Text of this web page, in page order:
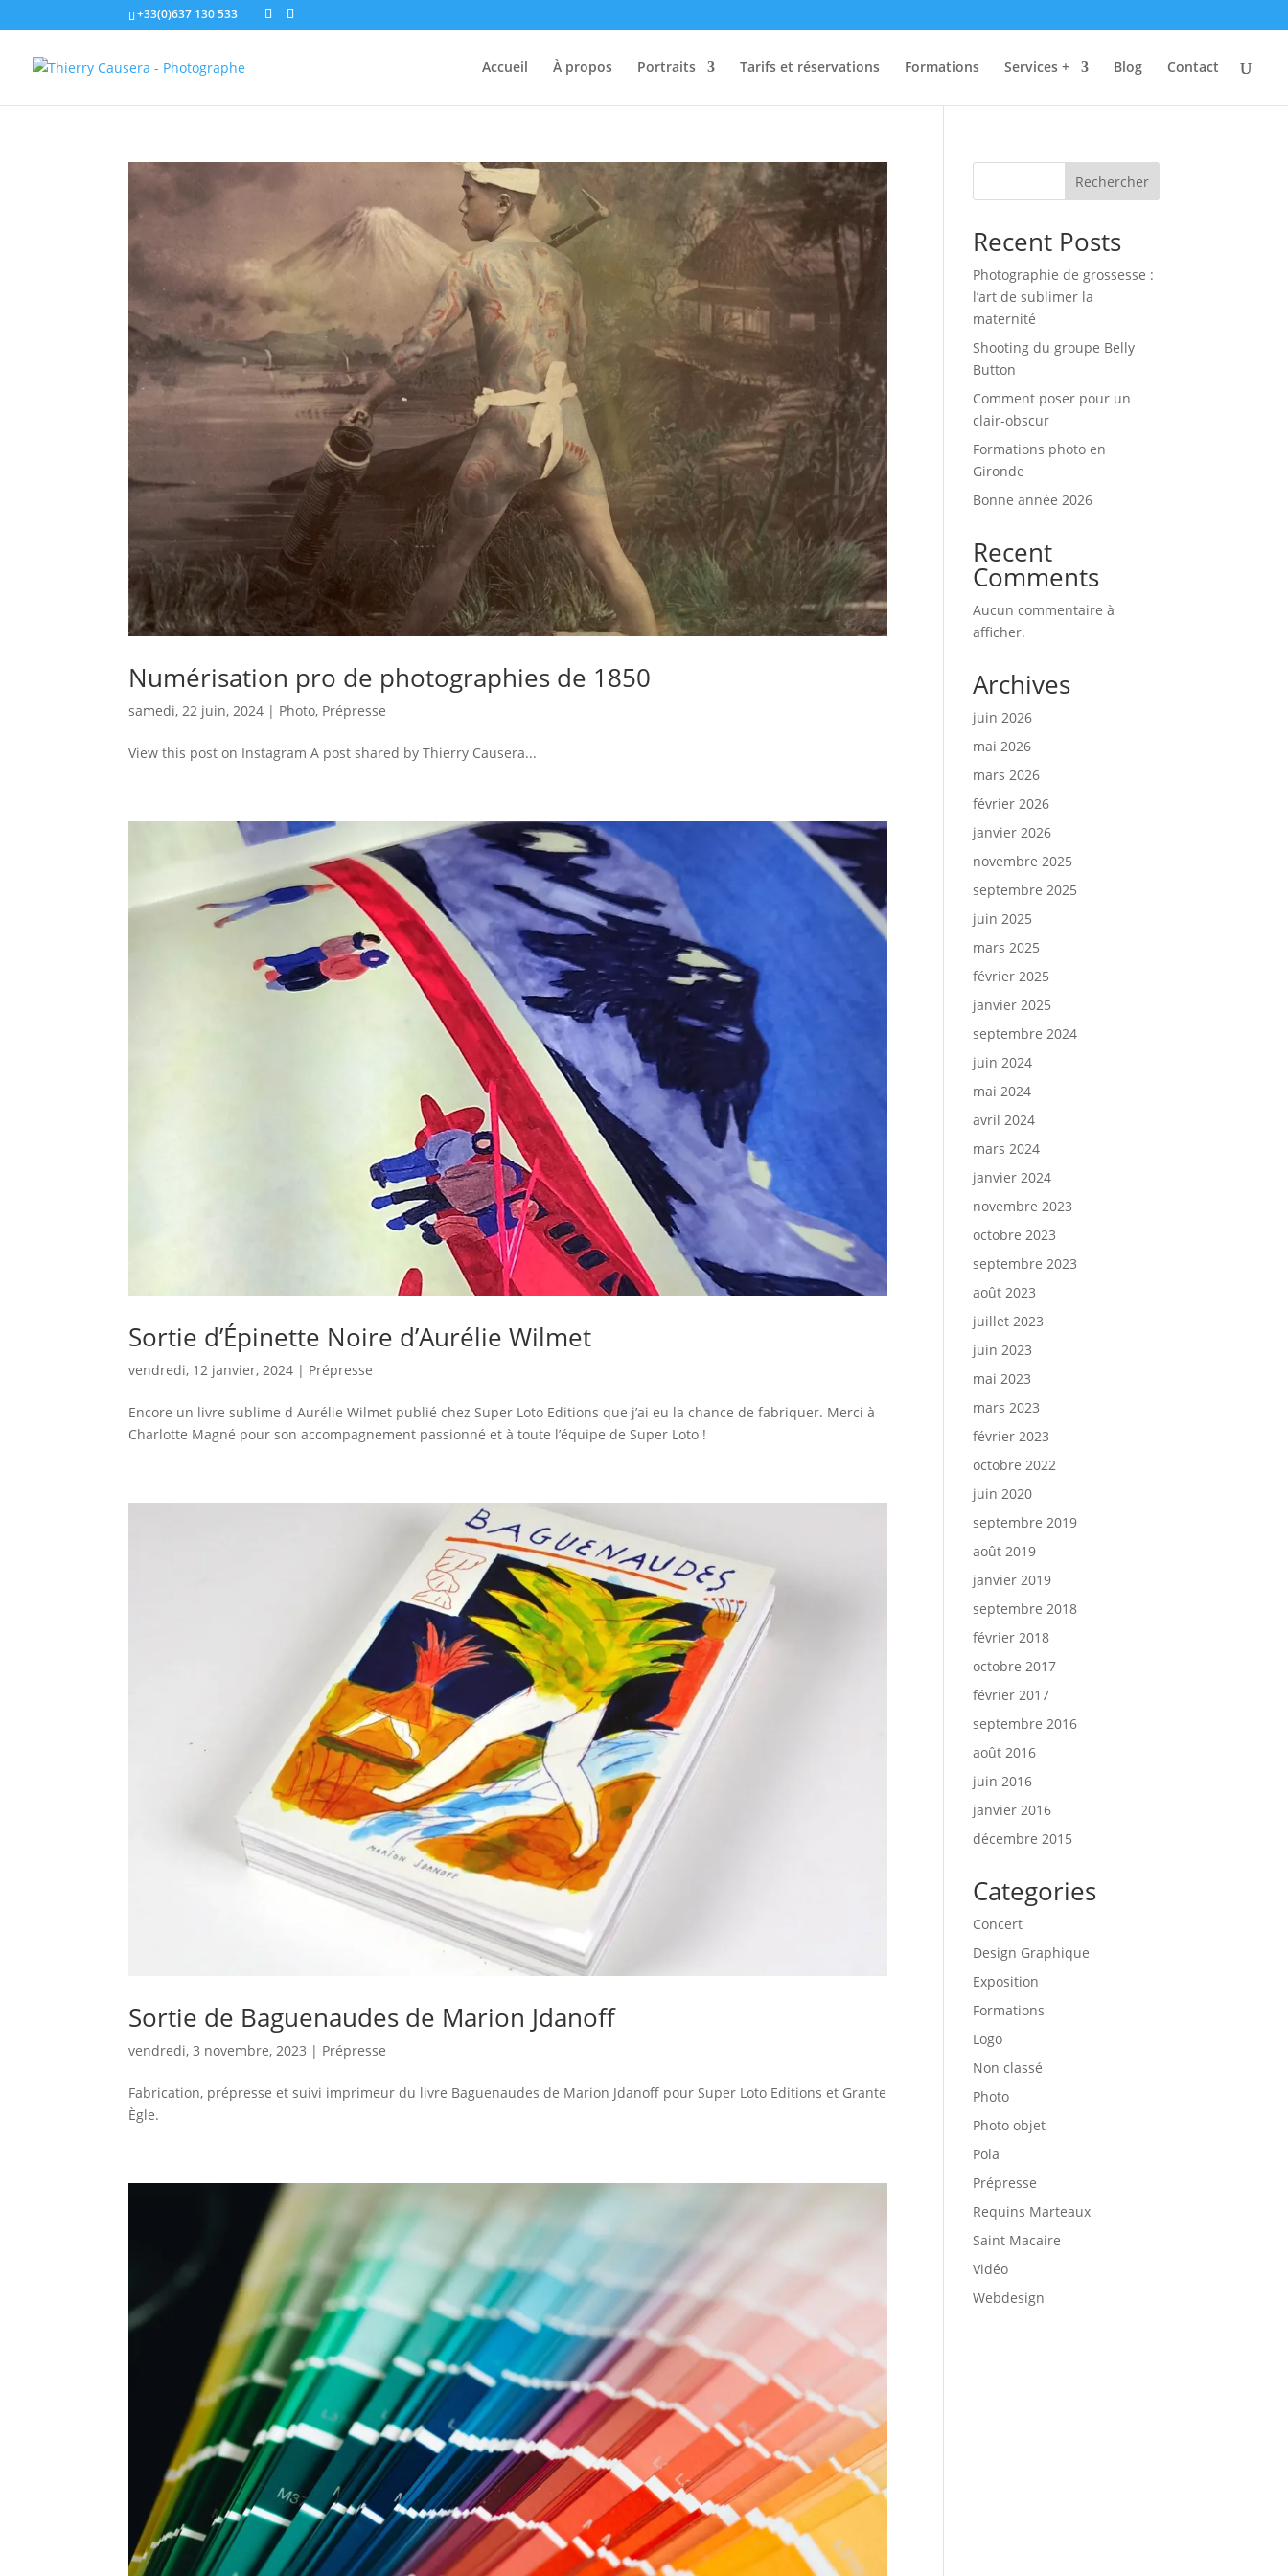
+33(0)637 130 533
Accueil À propos Portraits Tarifs et réservations Formations Services + Blog Contact
Numérisation pro de photographies de 1850
samedi, 22 juin, 2024 | Photo, Prépresse
View this post on Instagram A post shared by Thierry Causera...
Sortie d’Épinette Noire d’Aurélie Wilmet
vendredi, 12 janvier, 2024 | Prépresse
Encore un livre sublime d Aurélie Wilmet publié chez Super Loto Editions que j’ai eu la chance de fabriquer. Merci à
Charlotte Magné pour son accompagnement passionné et à toute l’équipe de Super Loto !
Sortie de Baguenaudes de Marion Jdanoff
vendredi, 3 novembre, 2023 | Prépresse
Fabrication, prépresse et suivi imprimeur du livre Baguenaudes de Marion Jdanoff pour Super Loto Editions et Grante
Ègle.
Rechercher
Recent Posts
Photographie de grossesse :
l’art de sublimer la
maternité
Shooting du groupe Belly
Button
Comment poser pour un
clair-obscur
Formations photo en
Gironde
Bonne année 2026
Recent
Comments
Aucun commentaire à
afficher.
Archives
juin 2026
mai 2026
mars 2026
février 2026
janvier 2026
novembre 2025
septembre 2025
juin 2025
mars 2025
février 2025
janvier 2025
septembre 2024
juin 2024
mai 2024
avril 2024
mars 2024
janvier 2024
novembre 2023
octobre 2023
septembre 2023
août 2023
juillet 2023
juin 2023
mai 2023
mars 2023
février 2023
octobre 2022
juin 2020
septembre 2019
août 2019
janvier 2019
septembre 2018
février 2018
octobre 2017
février 2017
septembre 2016
août 2016
juin 2016
janvier 2016
décembre 2015
Categories
Concert
Design Graphique
Exposition
Formations
Logo
Non classé
Photo
Photo objet
Pola
Prépresse
Requins Marteaux
Saint Macaire
Vidéo
Webdesign